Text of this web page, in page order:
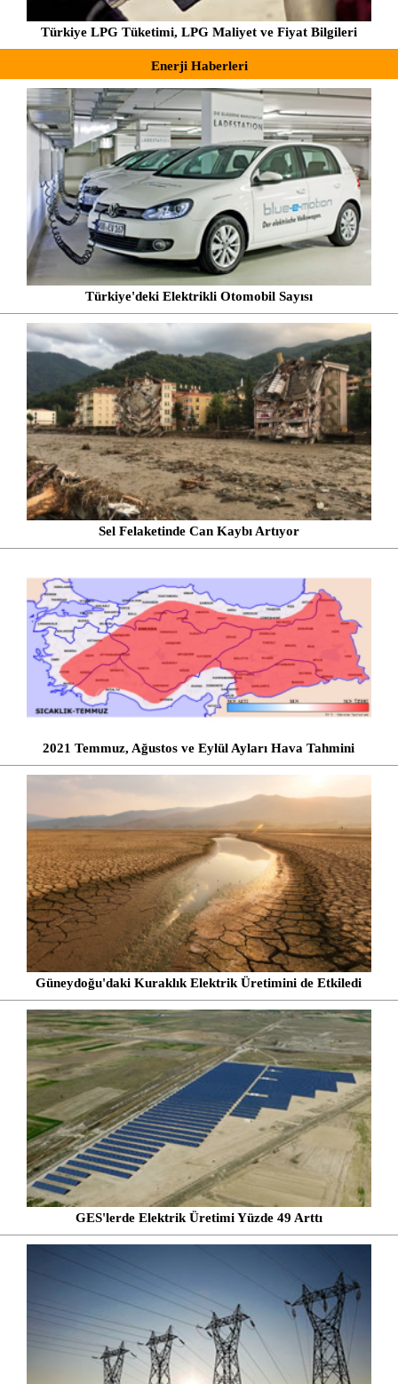
Türkiye LPG Tüketimi, LPG Maliyet ve Fiyat Bilgileri
Enerji Haberleri
Türkiye'deki Elektrikli Otomobil Sayısı
Sel Felaketinde Can Kaybı Artıyor
2021 Temmuz, Ağustos ve Eylül Ayları Hava Tahmini
Güneydoğu'daki Kuraklık Elektrik Üretimini de Etkiledi
GES'lerde Elektrik Üretimi Yüzde 49 Arttı